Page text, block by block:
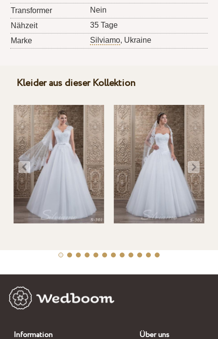
Transformer
Nein
Nähzeit
35 Tage
Marke
Silviamo, Ukraine
Kleider aus dieser Kollektion
Information Über uns